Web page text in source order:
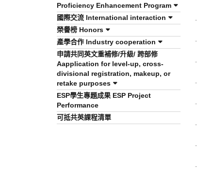
Proficiency Enhancement Program
國際交流 International interaction
榮譽榜 Honors
產學合作 Industry cooperation
申請共同英文重補修/升級/ 跨部修
Aapplication for level-up, cross-
divisional registration, makeup, or
retake purposes
ESP學生專題成果 ESP Project
Performance
可抵共英課程清單